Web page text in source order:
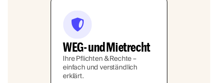
WEG- und Mietrecht
Ihre Pflichten & Rechte –
einfach und verständlich
erklärt.